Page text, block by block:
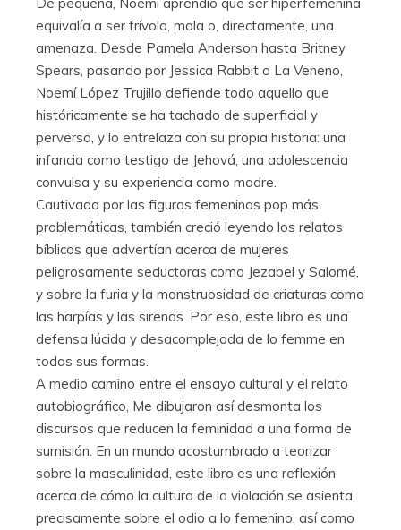
equivalía a ser frívola, mala o, directamente, una
amenaza. Desde Pamela Anderson hasta Britney
Spears, pasando por Jessica Rabbit o La Veneno,
Noemí López Trujillo defiende todo aquello que
históricamente se ha tachado de superficial y
perverso, y lo entrelaza con su propia historia: una
infancia como testigo de Jehová, una adolescencia
convulsa y su experiencia como madre.
Cautivada por las figuras femeninas pop más
problemáticas, también creció leyendo los relatos
bíblicos que advertían acerca de mujeres
peligrosamente seductoras como Jezabel y Salomé,
y sobre la furia y la monstruosidad de criaturas como
las harpías y las sirenas. Por eso, este libro es una
defensa lúcida y desacomplejada de lo femme en
todas sus formas.
A medio camino entre el ensayo cultural y el relato
autobiográfico, Me dibujaron así desmonta los
discursos que reducen la feminidad a una forma de
sumisión. En un mundo acostumbrado a teorizar
sobre la masculinidad, este libro es una reflexión
acerca de cómo la cultura de la violación se asienta
precisamente sobre el odio a lo femenino, así como